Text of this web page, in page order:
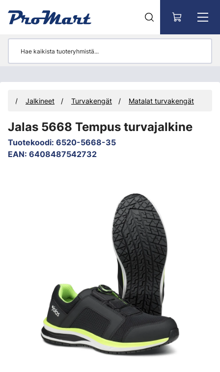
Jalkineet Turvakengät Matalat turvakengät
Jalas 5668 Tempus turvajalkine
Tuotekoodi: 6520-5668-35
EAN: 6408487542732